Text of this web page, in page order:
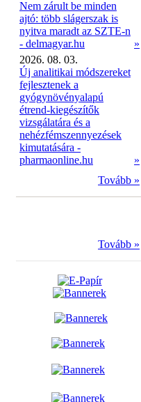
Nem zárult be minden
ajtó: több slágerszak is
nyitva maradt az SZTE-n
- delmagyar.hu
»
2026. 08. 03.
Új analitikai módszereket
fejlesztenek a
gyógynövényalapú
étrend-kiegészítők
vizsgálatára és a
nehézfémszennyezések
kimutatására -
pharmaonline.hu
»
Tovább »
Tovább »